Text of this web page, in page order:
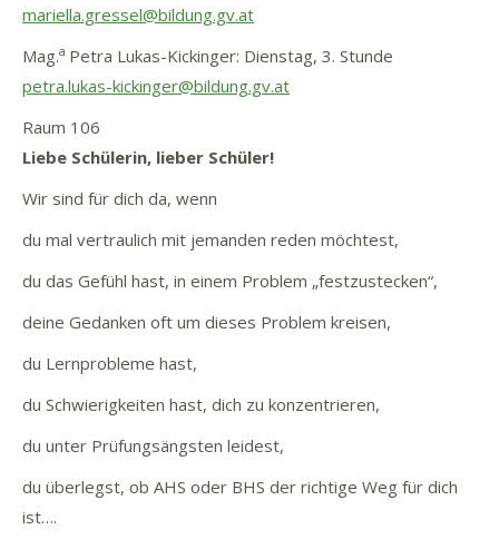
mariella.gressel@bildung.gv.at
Mag.a Petra Lukas-Kickinger: Dienstag, 3. Stunde
petra.lukas-kickinger@bildung.gv.at
Raum 106
Liebe Schülerin, lieber Schüler!
Wir sind für dich da, wenn
du mal vertraulich mit jemanden reden möchtest,
du das Gefühl hast, in einem Problem „festzustecken“,
deine Gedanken oft um dieses Problem kreisen,
du Lernprobleme hast,
du Schwierigkeiten hast, dich zu konzentrieren,
du unter Prüfungsängsten leidest,
du überlegst, ob AHS oder BHS der richtige Weg für dich
ist….